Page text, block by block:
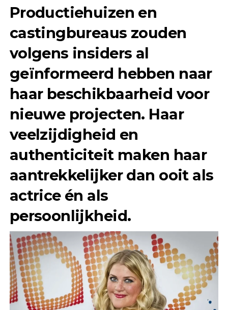
Productiehuizen en
castingbureaus zouden
volgens insiders al
geïnformeerd hebben naar
haar beschikbaarheid voor
nieuwe projecten. Haar
veelzijdigheid en
authenticiteit maken haar
aantrekkelijker dan ooit als
actrice én als
persoonlijkheid.